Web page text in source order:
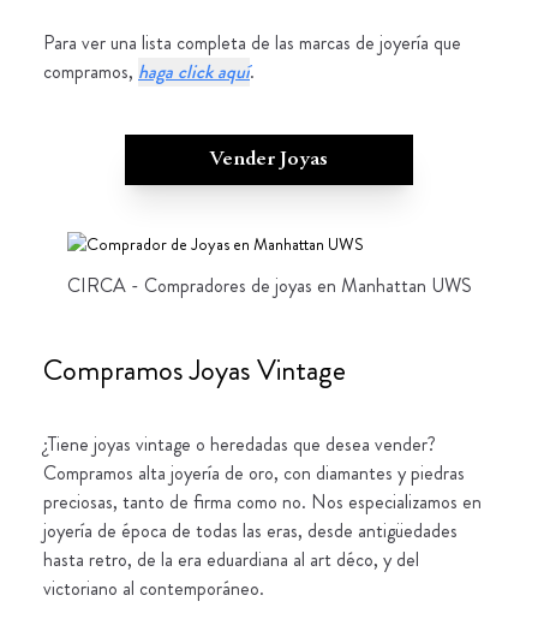
Para ver una lista completa de las marcas de joyería que
compramos, haga click aquí.
Vender Joyas
CIRCA - Compradores de joyas en Manhattan UWS
Compramos Joyas Vintage
¿Tiene joyas vintage o heredadas que desea vender?
Compramos alta joyería de oro, con diamantes y piedras
preciosas, tanto de firma como no. Nos especializamos en
joyería de época de todas las eras, desde antigüedades
hasta retro, de la era eduardiana al art déco, y del
victoriano al contemporáneo.